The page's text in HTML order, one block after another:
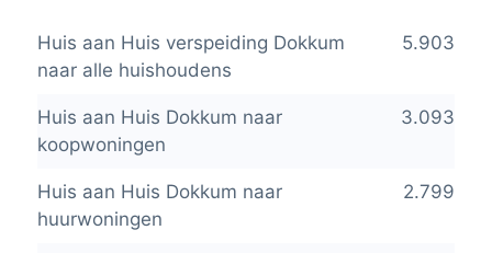
Huis aan Huis verspeiding Dokkum
naar alle huishoudens
5.903
Huis aan Huis Dokkum naar
koopwoningen
3.093
Huis aan Huis Dokkum naar
huurwoningen
2.799